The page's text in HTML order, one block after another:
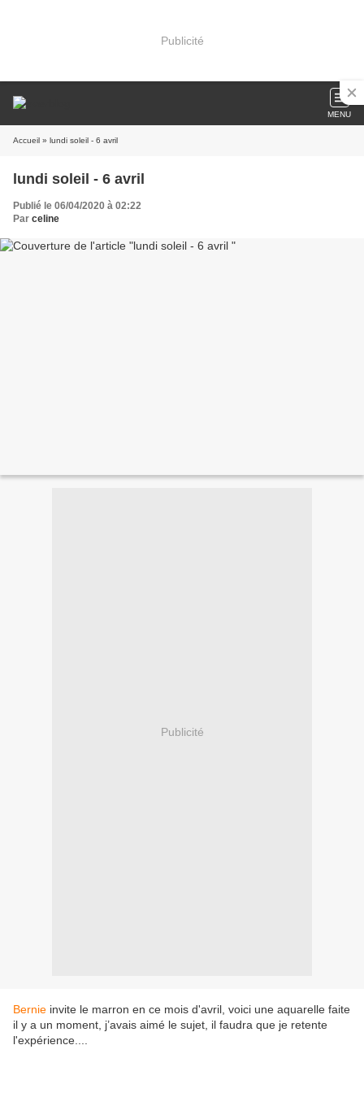
Publicité
MENU
Accueil » lundi soleil - 6 avril
lundi soleil - 6 avril
Publié le 06/04/2020 à 02:22
Par celine
Publicité
Bernie invite le marron en ce mois d'avril, voici une aquarelle faite
il y a un moment, j’avais aimé le sujet, il faudra que je retente
l'expérience....